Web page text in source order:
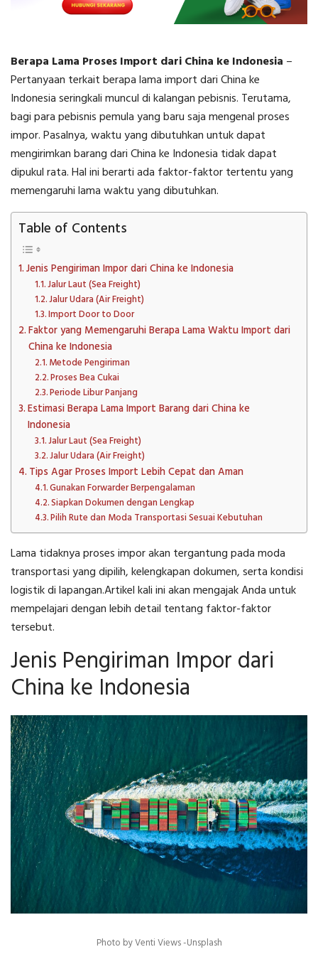
Berapa Lama Proses Import dari China ke Indonesia –
Pertanyaan terkaitberapa lama import dari China ke
Indonesiaseringkali muncul di kalangan pebisnis. Terutama,
bagi para pebisnis pemula yang baru saja mengenal proses
impor. Pasalnya, waktu yang dibutuhkan untuk dapat
mengirimkan barang dari China ke Indonesia tidak dapat
dipukul rata. Hal ini berarti ada faktor-faktor tertentu yang
memengaruhi lama waktu yang dibutuhkan.
Table of Contents
Jenis Pengiriman Impor dari China ke Indonesia
Jalur Laut (Sea Freight)
Jalur Udara (Air Freight)
Import Door to Door
Faktor yang Memengaruhi Berapa Lama Waktu Import dari
China ke Indonesia
Metode Pengiriman
Proses Bea Cukai
Periode Libur Panjang
Estimasi Berapa Lama Import Barang dari China ke
Indonesia
Jalur Laut (Sea Freight)
Jalur Udara (Air Freight)
Tips Agar Proses Import Lebih Cepat dan Aman
Gunakan Forwarder Berpengalaman
Siapkan Dokumen dengan Lengkap
Pilih Rute dan Moda Transportasi Sesuai Kebutuhan
Lama tidaknya proses impor akan tergantung pada moda
transportasi yang dipilih, kelengkapan dokumen, serta kondisi
logistik di lapangan.Artikel kali ini akan mengajak Anda untuk
mempelajari dengan lebih detail tentang faktor-faktor
tersebut.
Jenis Pengiriman Impor dari
China ke Indonesia
Photo by Venti Views -Unsplash